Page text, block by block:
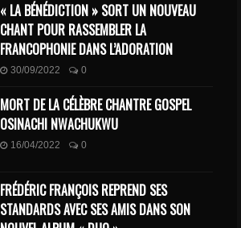
« LA BÉNÉDICTION » SORT UN NOUVEAU
CHANT POUR RASSEMBLER LA
FRANCOPHONIE DANS L’ADORATION
30/09/2022 0
MORT DE LA CÉLÈBRE CHANTRE GOSPEL
OSINACHI NWACHUKWU
16/04/2022 0
FRÉDÉRIC FRANÇOIS REPREND SES
STANDARDS AVEC SES AMIS DANS SON